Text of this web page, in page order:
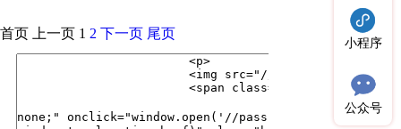
小程序
公众号
首页 上一页 1 2 下一页 尾页